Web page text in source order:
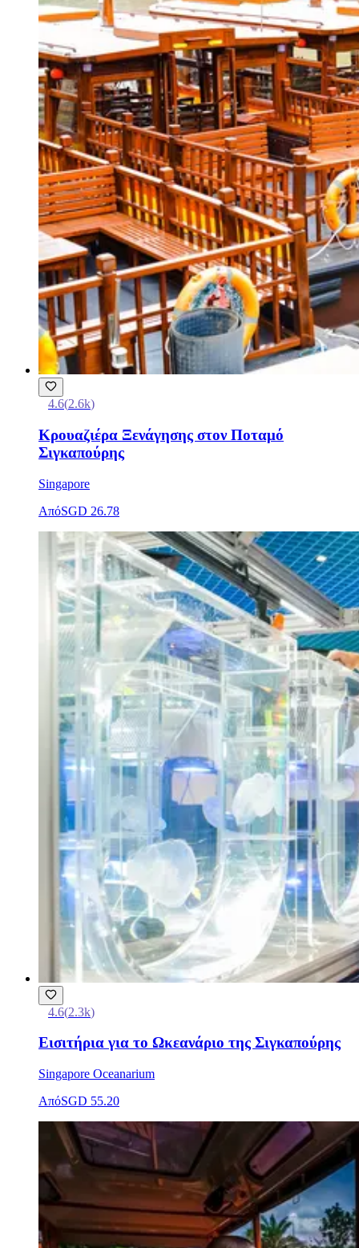
4.6(2.6k)
Κρουαζιέρα Ξενάγησης στον Ποταμό
Σιγκαπούρης
Singapore
ΑπόSGD 26.78
4.6(2.3k)
Εισιτήρια για το Ωκεανάριο της Σιγκαπούρης
Singapore Oceanarium
ΑπόSGD 55.20